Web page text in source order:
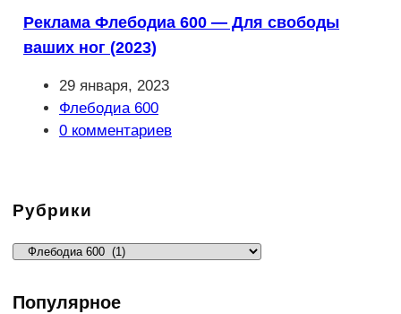
Реклама Флебодиа 600 — Для свободы
ваших ног (2023)
Запись
опубликована:
29 января, 2023
Рубрика
записи:
Флебодиа 600
Комментарии
0 комментариев
Рубрики
Рубрики
Популярное